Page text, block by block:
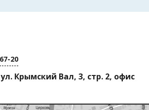
20
Крымский Вал, 3, стр. 2, офис